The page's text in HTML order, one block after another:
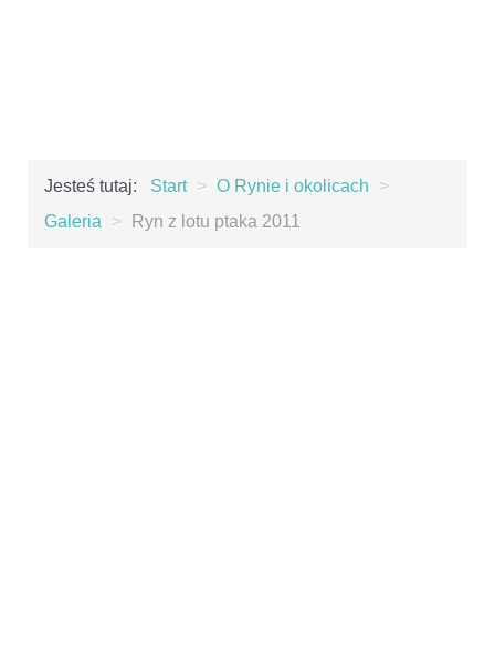
Jesteś tutaj: Start > O Rynie i okolicach
>
Galeria
> Ryn z lotu ptaka 2011